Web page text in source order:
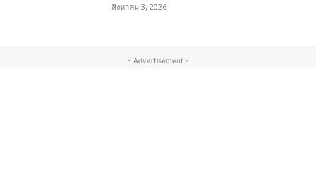
สิงหาคม 3, 2026
- Advertisement -